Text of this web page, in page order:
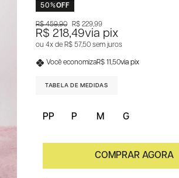
50%OFF
R$ 218,49via pix
R$ 459,90 R$ 229,99
4x R$ 57,50 sem juros
Você economizaR$ 11,50via pix
TABELA DE MEDIDAS
PP P M G